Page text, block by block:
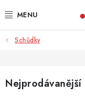
na
TAŠKY NA KOLEČKÁCH
Schůdky
Nejprodávanější